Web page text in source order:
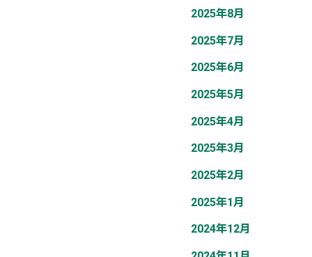
2025年8月
2025年7月
2025年6月
2025年5月
2025年4月
2025年3月
2025年2月
2025年1月
2024年12月